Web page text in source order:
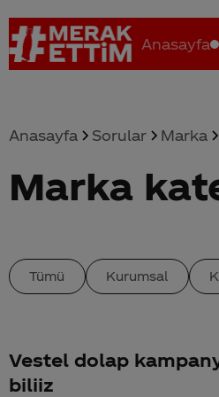
Anasayfa
Coca-Cola nerenin malı?
Anasayfa Sorular Marka
Marka
Tümü Kurumsal
Vestel dolap
biliiz